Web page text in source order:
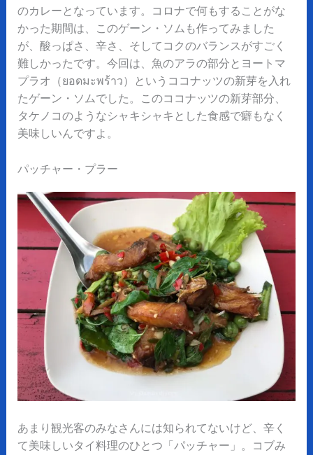
のカレーとなっています。コロナで何もすることがな
かった期間は、このゲーン・ソムも作ってみました
が、酸っぱさ、辛さ、そしてコクのバランスがすごく
難しかったです。今回は、魚のアラの部分とヨートマ
プラオ（ยอดมะพร้าว）というココナッツの新芽を入れ
たゲーン・ソムでした。このココナッツの新芽部分、
タケノコのようなシャキシャキとした食感で癖もなく
美味しいんですよ。
パッチャー・プラー
あまり観光客のみなさんには知られてないけど、辛く
て美味しいタイ料理のひとつ「パッチャー」。コブみ